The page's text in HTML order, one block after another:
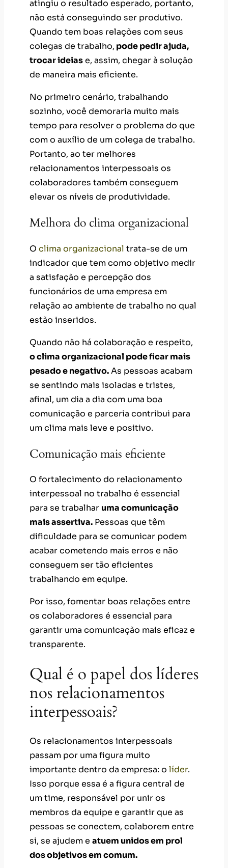
atingiu o resultado esperado, portanto,
não está conseguindo ser produtivo.
Quando tem boas relações com seus
colegas de trabalho, pode pedir ajuda,
trocar ideiase, assim, chegar à solução
de maneira mais eficiente.
No primeiro cenário, trabalhando
sozinho, você demoraria muito mais
tempo para resolver o problema do que
com o auxílio de um colega de trabalho.
Portanto, ao ter melhores
relacionamentos interpessoais os
colaboradores também conseguem
elevar os níveis de produtividade.
Melhora do clima organizacional
O clima organizacional trata-se de um
indicador que tem como objetivo medir
a satisfação e percepção dos
funcionários de uma empresa em
relação ao ambiente de trabalho no qual
estão inseridos.
Quando não há colaboração e respeito,
o clima organizacional pode ficar mais
pesado e negativo.As pessoas acabam
se sentindo mais isoladas e tristes,
afinal, um dia a dia com uma boa
comunicação e parceria contribui para
um clima mais leve e positivo.
Comunicação mais eficiente
O fortalecimento do relacionamento
interpessoal no trabalho é essencial
para se trabalhar uma comunicação
mais assertiva. Pessoas que têm
dificuldade para se comunicar podem
acabar cometendo mais erros e não
conseguem ser tão eficientes
trabalhando em equipe.
Por isso, fomentar boas relações entre
os colaboradores é essencial para
garantir uma comunicação mais eficaz e
transparente.
Qual é o papel dos líderes
nos relacionamentos
interpessoais?
Os relacionamentos interpessoais
passam por uma figura muito
importante dentro da empresa: o líder.
Isso porque essa é a figura central de
um time, responsável por unir os
membros da equipe e garantir que as
pessoas se conectem, colaborem entre
si, se ajudem e atuem unidos em prol
dos objetivos em comum.